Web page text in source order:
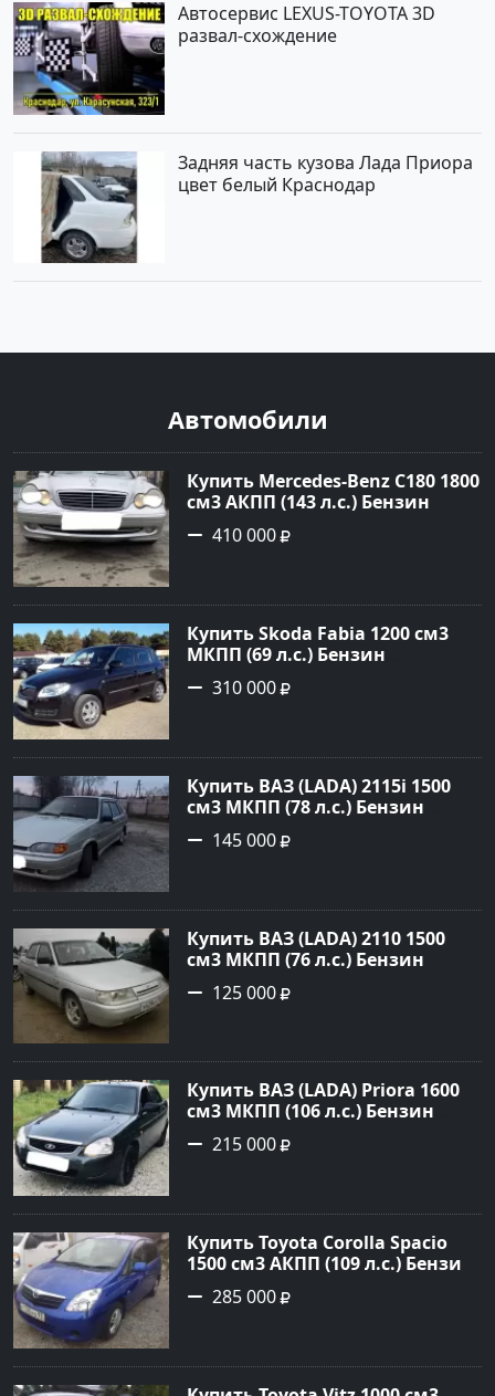
Автосервис LEXUS-TOYOTA 3D
развал-схождение
Задняя часть кузова Лада Приора
цвет белый Краснодар
Автомобили
Купить Mercedes-Benz C180 1800
см3 АКПП (143 л.с.) Бензин
инжектор в Тимашевск : цвет
Серебряный Седан 2006 года по
Авторынок23
410 000
Купить Skoda Fabia 1200 см3
МКПП (69 л.с.) Бензин
инжектор в Кропоткин: цвет
черный Хетчбэк 2010 года по
Авторынок23
310 000
Купить ВАЗ (LADA) 2115i 1500
см3 МКПП (78 л.с.) Бензин
инжектор в Брюховецкая: цвет
Золотой Седан 2003 года по
Авторынок23
145 000
Купить ВАЗ (LADA) 2110 1500
см3 МКПП (76 л.с.) Бензин
инжектор в Новороссийск:
цвет белый Седан 2004 года по
Авторынок23
125 000
Купить ВАЗ (LADA) Priora 1600
см3 МКПП (106 л.с.) Бензин
инжектор в Темрюк : цвет
Серый Седан 2014 года по цене
215 000
Купить Toyota Corolla Spacio
1500 см3 АКПП (109 л.с.) Бензин
инжектор в Новороссийск:
цвет синий Минивэн 2002 года
Авторынок23
285 000